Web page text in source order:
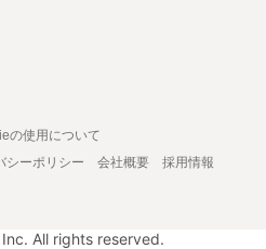
の使用について
シーポリシー 会社概要
採用情報
All rights reserved.